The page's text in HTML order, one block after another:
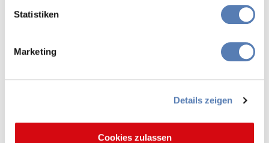
Statistiken
Marketing
Details zeigen
Cookies zulassen
Weitere Produkte von LACALUT®